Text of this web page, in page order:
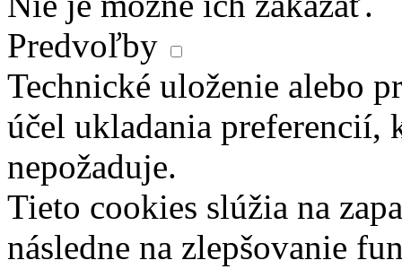
Predvoľby
Technické uloženie alebo
účel ukladania preferencií,
nepožaduje.
Tieto cookies slúžia na
následne na zlepšovanie